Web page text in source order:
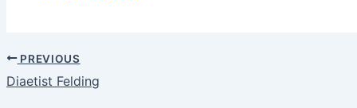
PREVIOUS
Diaetist Felding